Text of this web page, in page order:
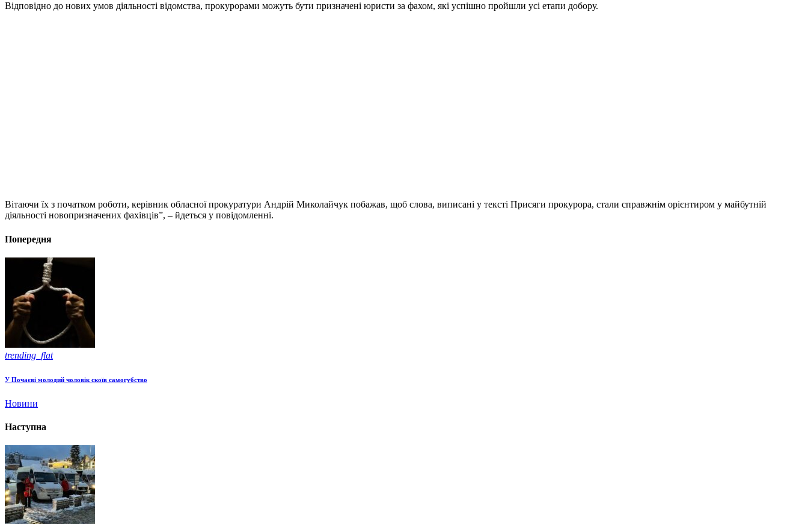
Відповідно до нових умов діяльності відомства, прокурорами можуть бути призначені юристи за фахом, які успішно пройшли усі етапи добору.
Вітаючи їх з початком роботи, керівник обласної прокуратури Андрій Миколайчук побажав, щоб слова, виписані у тексті Присяги прокурора, стали справжнім орієнтиром у майбутній
діяльності новопризначених фахівців”, – йдеться у повідомленні.
Попередня
trending_flat
У Почаєві молодий чоловік скоїв самогубство
Новини
Наступна